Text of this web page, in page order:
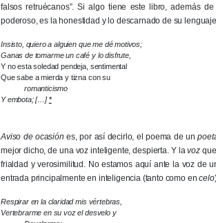
falsos retruécanos”. Si algo tiene este libro, además
poderoso, es la honestidad y lo descarnado de su
Insisto, quiero a alguien que me dé motivos;
Ganas de tomarme un café y lo disfrute,
Y no esta soledad pendeja, sentimental
Que sabe a mierda y tizna con su
romanticismo
Y embota; […] *
Aviso de ocasión es, por así decirlo, el poema de un
mejor dicho, de una voz inteligente, despierta. Y lavozque
frialdad y verosimilitud. No estamos aquí ante la voz de
entrada principalmente en inteligencia (tanto como encelo
Respirar en la claridad mis vértebras,
Vertebrarme en su voz el desvelo y